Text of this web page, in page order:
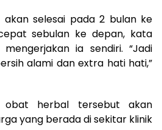
akan selesai pada 2 bulan ke
sebulan ke depan, kata
ia sendiri. “Jadi
alami dan extra hati hati,”
herbal tersebut akan
yang berada di sekitar klinik